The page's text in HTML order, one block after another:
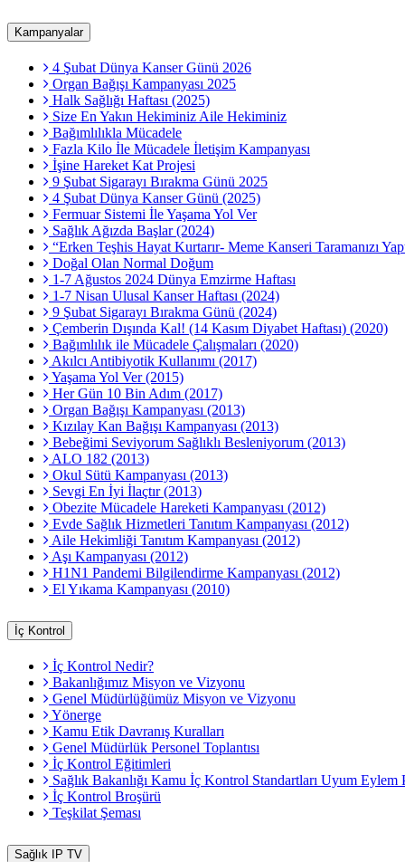
Kampanyalar
4 Şubat Dünya Kanser Günü 2026
Organ Bağışı Kampanyası 2025
Halk Sağlığı Haftası (2025)
Size En Yakın Hekiminiz Aile Hekiminiz
Bağımlılıkla Mücadele
Fazla Kilo İle Mücadele İletişim Kampanyası
İşine Hareket Kat Projesi
9 Şubat Sigarayı Bırakma Günü 2025
4 Şubat Dünya Kanser Günü (2025)
Fermuar Sistemi İle Yaşama Yol Ver
Sağlık Ağızda Başlar (2024)
“Erken Teşhis Hayat Kurtarır- Meme Kanseri Taramanızı
Doğal Olan Normal Doğum
1-7 Ağustos 2024 Dünya Emzirme Haftası
1-7 Nisan Ulusal Kanser Haftası (2024)
9 Şubat Sigarayı Bırakma Günü (2024)
Çemberin Dışında Kal! (14 Kasım Diyabet Haftası) (2020)
Bağımlılık ile Mücadele Çalışmaları (2020)
Akılcı Antibiyotik Kullanımı (2017)
Yaşama Yol Ver (2015)
Her Gün 10 Bin Adım (2017)
Organ Bağışı Kampanyası (2013)
Kızılay Kan Bağışı Kampanyası (2013)
Bebeğimi Seviyorum Sağlıklı Besleniyorum (2013)
ALO 182 (2013)
Okul Sütü Kampanyası (2013)
Sevgi En İyi İlaçtır (2013)
Obezite Mücadele Hareketi Kampanyası (2012)
Evde Sağlık Hizmetleri Tanıtım Kampanyası (2012)
Aile Hekimliği Tanıtım Kampanyası (2012)
Aşı Kampanyası (2012)
H1N1 Pandemi Bilgilendirme Kampanyası (2012)
El Yıkama Kampanyası (2010)
İç Kontrol
İç Kontrol Nedir?
Bakanlığımız Misyon ve Vizyonu
Genel Müdürlüğümüz Misyon ve Vizyonu
Yönerge
Kamu Etik Davranış Kuralları
Genel Müdürlük Personel Toplantısı
İç Kontrol Eğitimleri
Sağlık Bakanlığı Kamu İç Kontrol Standartları Uyum Eylem
İç Kontrol Broşürü
Teşkilat Şeması
Sağlık IP TV